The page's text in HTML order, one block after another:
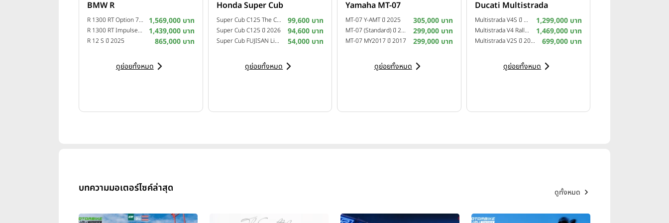
BMW R
R 1300 RT Option 719 Camargue ปี 2025 1,569,000 บาท
R 1300 RT Impulse ปี 2025 1,439,000 บาท
R 12 S ปี 2025 865,000 บาท
ดูย่อยทั้งหมด
Honda Super Cub
Super Cub C125 The Crafted Calm Custom Edition ปี 2026 99,600 บาท
Super Cub C125 ปี 2026 94,600 บาท
Super Cub FUJISAN Limited Edition ปี 2025 54,000 บาท
ดูย่อยทั้งหมด
Yamaha MT-07
MT-07 Y-AMT ปี 2025 305,000 บาท
MT-07 (Standard) ปี 2025 299,000 บาท
MT-07 MY2017 ปี 2017 299,000 บาท
ดูย่อยทั้งหมด
Ducati Multistrada
Multistrada V4S ปี 2025 1,299,000 บาท
Multistrada V4 Rally ปี 2024 1,469,000 บาท
Multistrada V2S ปี 2023 699,000 บาท
ดูย่อยทั้งหมด
บทความมอเตอร์ไซค์ล่าสุด ดูทั้งหมด